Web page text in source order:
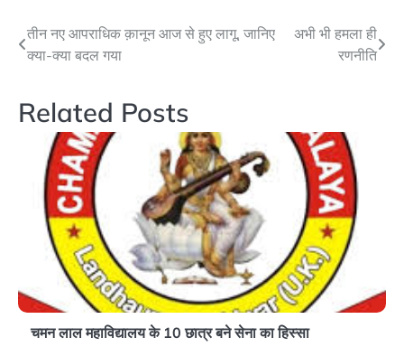
Post
navigation
तीन नए आपराधिक क़ानून आज से हुए लागू, जानिए
क्या-क्या बदल गया
अभी भी हमला ही
रणनीति
Related Posts
चमन लाल महाविद्यालय के 10 छात्र बने सेना का हिस्सा